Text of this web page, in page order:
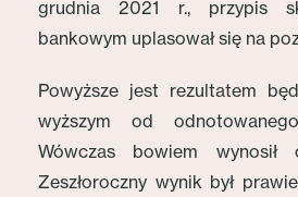
grudnia 2021 r., przypis
bankowym uplasował się na
Powyższe jest rezultatem
wyższym od
Wówczas bowiem
Zeszłoroczny wynik był